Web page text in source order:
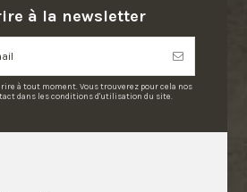
à la newsletter
à tout moment. Vous trouverez pour cela nos
dans les conditions d'utilisation du site.